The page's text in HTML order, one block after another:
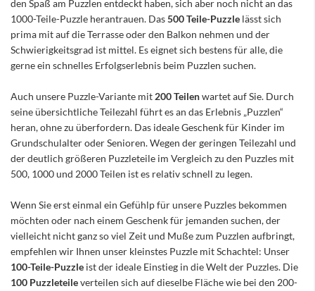
den Spaß am Puzzlen entdeckt haben, sich aber noch nicht an das
1000-Teile-Puzzle herantrauen. Das500 Teile-Puzzle lässt sich
prima mit auf die Terrasse oder den Balkon nehmen und der
Schwierigkeitsgrad ist mittel. Es eignet sich bestens für alle, die
gerne ein schnelles Erfolgserlebnis beim Puzzlen suchen.
Auch unsere Puzzle-Variante mit 200 Teilenwartet auf Sie. Durch
seine übersichtliche Teilezahl führt es an das Erlebnis „Puzzlen“
heran, ohne zu überfordern. Das ideale Geschenk für Kinder im
Grundschulalter oder Senioren. Wegen der geringen Teilezahl und
der deutlich größeren Puzzleteile im Vergleich zu den Puzzles mit
500, 1000 und 2000 Teilen ist es relativ schnell zu legen.
Wenn Sie erst einmal ein Gefühlp für unsere Puzzles bekommen
möchten oder nach einem Geschenk für jemanden suchen, der
vielleicht nicht ganz so viel Zeit und Muße zum Puzzlen aufbringt,
empfehlen wir Ihnen unser kleinstes Puzzle mit Schachtel: Unser
100-Teile-Puzzle ist der ideale Einstieg in die Welt der Puzzles. Die
100 Puzzleteileverteilen sich auf dieselbe Fläche wie bei den 200-